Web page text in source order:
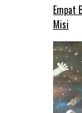
Empat
Misi